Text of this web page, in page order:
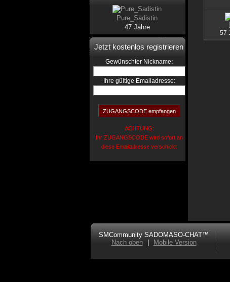
Pure_Sadistin
47 Jahre
Jetzt kostenlos registrieren
Gewünschter Nickname:
Ihre gültige Emailadresse:
ACHTUNG:
Ihr ZUGANGSCODE wird sofort an
diese Emailadresse verschickt
57
SMCommunity SADOMASO-CHAT™
Nach oben
Mobile Version